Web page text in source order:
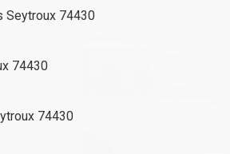
Seytroux 74430
74430
74430